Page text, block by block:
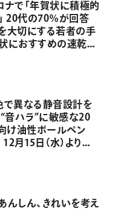
ナで「年賀状に積極的
20代の70％が回答
大切にする若者の手
におすすめの速乾ぺ
で異なる静音設計を
音ハラ”に敏感な20
け油性ボールペン
12月15日（水）より発
んしん、きれいを考え